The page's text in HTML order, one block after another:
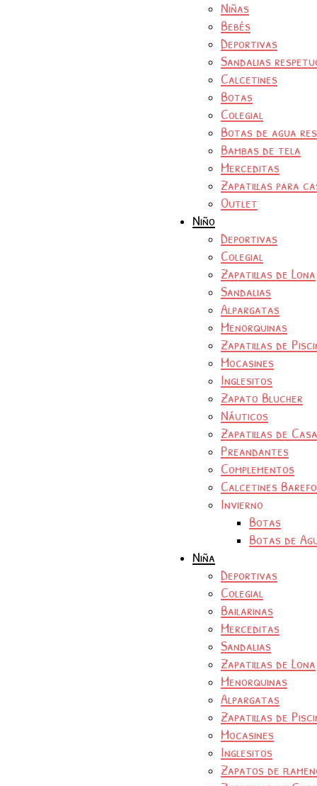
Niñas
Bebés
Deportivas
Sandalias
Calcetines
Botas
Colegial
Botas de agua
Bambas de tela
Merceditas
Zapatillas para
Outlet
Niño
Deportivas
Colegial
Zapatillas de Lona
Sandalias
Alpargatas
Menorquinas
Zapatillas de
Mocasines
Inglesitos
Zapato Blucher
Náuticos
Zapatillas de Casa
Preandantes
Complementos
Calcetines
Invierno
Botas
Botas de
Niña
Deportivas
Colegial
Bailarinas
Merceditas
Sandalias
Zapatillas de Lona
Menorquinas
Alpargatas
Zapatillas de
Mocasines
Inglesitos
Zapatos de